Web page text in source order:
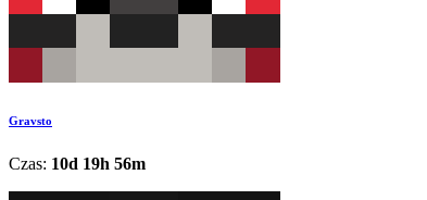
Gravsto
Czas: 10d 19h 56m